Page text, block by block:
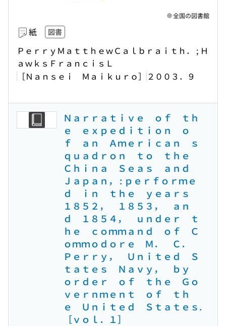
紙 図書
ＰｅｒｒｙＭａｔｔｈｅｗＣａｌｂｒａｉｔｈ． ; Ｈ
ａｗｋｓＦｒａｎｃｉｓＬ
［Ｎａｎｓｅｉ Ｍａｉｋｕｒｏ］
２００３．９
全国の図書館
Ｎａｒｒａｔｉｖｅ ｏｆ ｔｈ
ｅ ｅｘｐｅｄｉｔｉｏｎ ｏ
ｆ ａｎ Ａｍｅｒｉｃａｎ ｓ
ｑｕａｄｒｏｎ ｔｏ ｔｈｅ
Ｃｈｉｎａ Ｓｅａｓ ａｎｄ
Ｊａｐａｎ， : ｐｅｒｆｏｒｍｅ
ｄ ｉｎ ｔｈｅ ｙｅａｒｓ
１８５２， １８５３， ａｎ
ｄ １８５４， ｕｎｄｅｒ ｔ
ｈｅ ｃｏｍｍａｎｄ ｏｆ Ｃ
ｏｍｍｏｄｏｒｅ Ｍ． Ｃ．
Ｐｅｒｒｙ， Ｕｎｉｔｅｄ Ｓ
ｔａｔｅｓ Ｎａｖｙ， ｂｙ
ｏｒｄｅｒ ｏｆ ｔｈｅ Ｇｏ
ｖｅｒｎｍｅｎｔ ｏｆ ｔｈ
ｅ Ｕｎｉｔｅｄ Ｓｔａｔｅｓ.
［ｖｏｌ．１］